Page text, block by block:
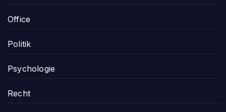
Office
Politik
Psychologie
Recht